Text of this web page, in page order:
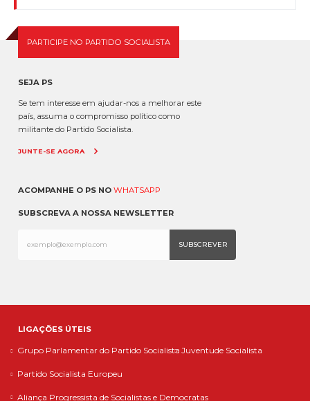
PARTICIPE NO PARTIDO SOCIALISTA
SEJA PS
Se tem interesse em ajudar-nos a melhorar este
país, assuma o compromisso político como
militante do Partido Socialista.
JUNTE-SE AGORA
ACOMPANHE O PS NO WHATSAPP
SUBSCREVA A NOSSA NEWSLETTER
LIGAÇÕES ÚTEIS
Grupo Parlamentar do Partido Socialista Juventude Socialista
Partido Socialista Europeu
Aliança Progressista de Socialistas e Democratas